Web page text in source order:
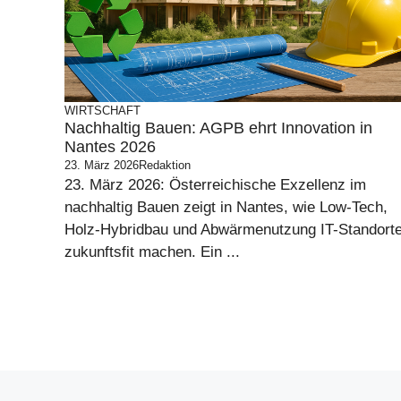
WIRTSCHAFT
Nachhaltig Bauen: AGPB ehrt Innovation in
Nantes 2026
23. März 2026Redaktion
23. März 2026: Österreichische Exzellenz im
nachhaltig Bauen zeigt in Nantes, wie Low-Tech,
Holz-Hybridbau und Abwärmenutzung IT-
zukunftsfit machen. Ein ...